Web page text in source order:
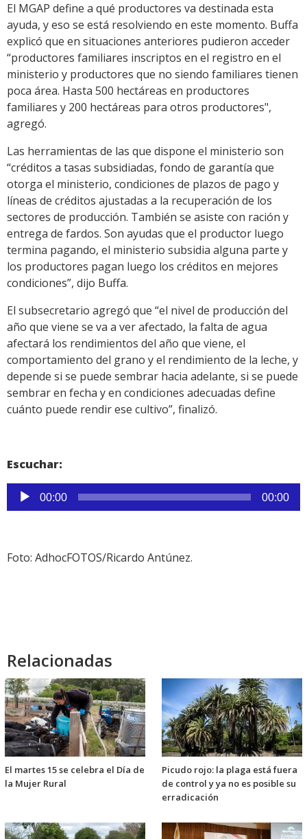
El MGAP define a qué productores va destinada esta
ayuda, y eso se está resolviendo en este momento. Buffa
explicó que en situaciones anteriores pudieron acceder
“productores familiares inscriptos en el registro en el
ministerio y productores que no siendo familiares tienen
poca área. Hasta 500 hectáreas en productores
familiares y 200 hectáreas para otros productores",
agregó.
Las herramientas de las que dispone el ministerio son
“créditos a tasas subsidiadas, fondo de garantía que
otorga el ministerio, condiciones de plazos de pago y
líneas de créditos ajustadas a la recuperación de los
sectores de producción. También se asiste con ración y
entrega de fardos. Son ayudas que el productor luego
termina pagando, el ministerio subsidia alguna parte y
los productores pagan luego los créditos en mejores
condiciones”, dijo Buffa.
El subsecretario agregó que “el nivel de producción del
año que viene se va a ver afectado, la falta de agua
afectará los rendimientos del año que viene, el
comportamiento del grano y el rendimiento de la leche, y
depende si se puede sembrar hacia adelante, si se puede
sembrar en fecha y en condiciones adecuadas define
cuánto puede rendir ese cultivo”, finalizó.
Escuchar:
Reproductor
de
00:00 00:00
Foto: AdhocFOTOS/Ricardo Antúnez.
Relacionadas
El martes 15 se celebra el Día de
la Mujer Rural
Picudo rojo: la plaga está fuera
de control y ya no es posible su
erradicación